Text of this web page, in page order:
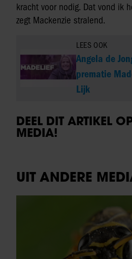
kracht voor nodig. Dat vond ik
zegt Mackenzie stralend.
LEES OOK
Angela de
prematie
Lijk
DEEL DIT ARTIKEL
MEDIA!
UIT ANDERE